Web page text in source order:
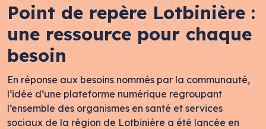
Point de repère Lotbinière :
une ressource pour chaque
besoin
En réponse aux besoins nommés par la communauté,
l’idée d’une plateforme numérique regroupant
l’ensemble des organismes en santé et services
sociaux de la région de Lotbinière a été lancée en